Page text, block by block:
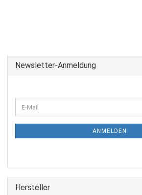
Newsletter-Anmeldung
ANMELDEN
Hersteller